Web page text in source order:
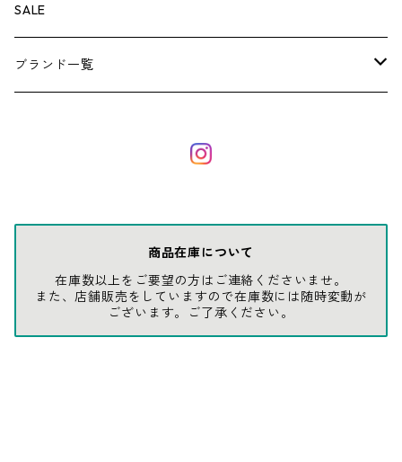
その他
その他
ナイフ
芳香剤
ボトムス
アンダーウェア
グローブ
バッグ
ウォレット
エアーフレッシュナー
SALE
ブランド一覧
BEHRENS
BORA
商品在庫について
在庫数以上をご要望の方はご連絡くださいませ。
また、店舗販売をしていますので在庫数には随時変動が
ございます。ご了承ください。